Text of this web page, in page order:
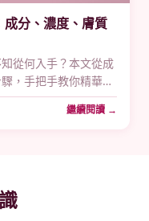
分、濃度、膚質
從何入手？本文從成
，手把手教你精華液
、煙酰胺、玻尿酸推
。
繼續閱讀 →